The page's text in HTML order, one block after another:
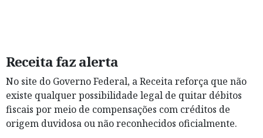
Receita faz alerta
No site do Governo Federal, a Receita reforça que não
existe qualquer possibilidade legal de quitar débitos
fiscais por meio de compensações com créditos de
origem duvidosa ou não reconhecidos oficialmente.